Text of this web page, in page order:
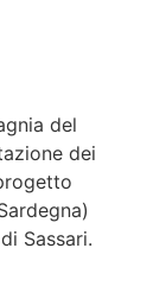
del
dei
Sassari.